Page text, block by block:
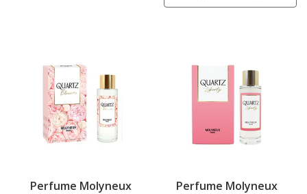
Perfume Molyneux
Perfume Molyneux